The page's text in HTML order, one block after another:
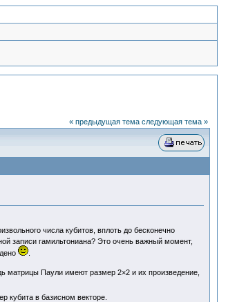
« предыдущая тема следующая тема »
числа кубитов, вплоть до бесконечно
записи гамильтониана? Это очень важный момент,
.
матрицы Паули имеют размер 2×2 и их произведение,
кубита в базисном векторе.